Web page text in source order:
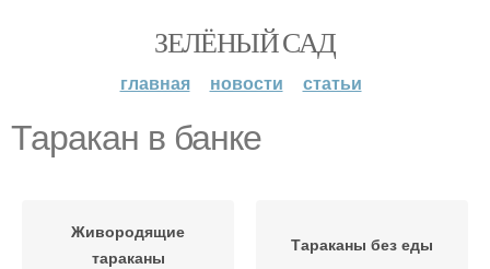
ЗЕЛЁНЫЙ САД
главная новости статьи
Таракан в банке
Живородящие
тараканы
Тараканы без еды